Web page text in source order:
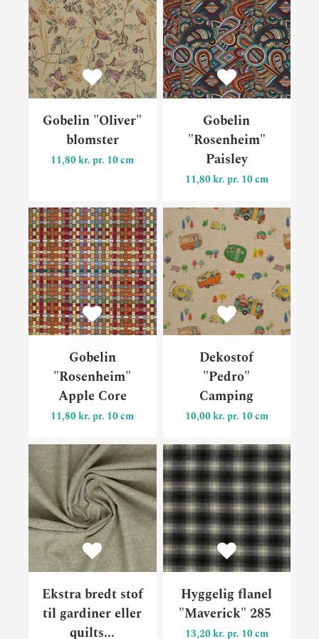
Gobelin "Oliver"
blomster
11,80 kr. pr. 10 cm
Gobelin
"Rosenheim"
Paisley
11,80 kr. pr. 10 cm
Gobelin
"Rosenheim"
Apple Core
11,80 kr. pr. 10 cm
Gobelin "Rosenheim"
Dekostof
"Pedro"
Camping
10,00 kr. pr. 10 cm
Ekstra bredt stof
til gardiner eller
quilts...
Ekstra bredt stof til
Hyggelig flanel
"Maverick" 285
13,20 kr. pr. 10 cm